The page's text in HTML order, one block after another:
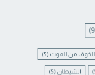
الخوف من الموت (5)
الشيطان (5)